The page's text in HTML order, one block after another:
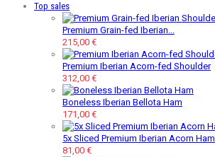
Top sales
Premium Grain-fed Iberian...
215,00 €
Premium Iberian Acorn-fed Shoulder
312,00 €
Boneless Iberian Bellota Ham
171,00 €
5x Sliced Premium Iberian Acorn Ham
81,00 €